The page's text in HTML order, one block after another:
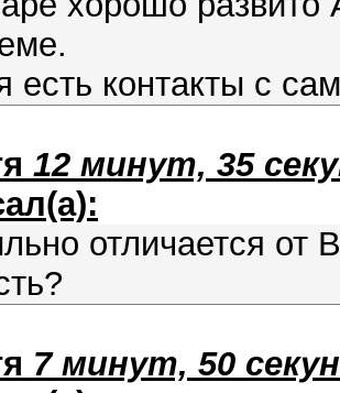
есть контакты с
12 минут, 35
отличается от
7 минут, 50